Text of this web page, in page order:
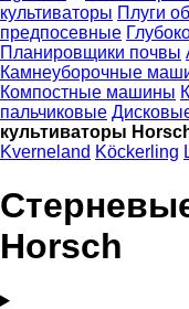
культиваторы Плуги
предпосевные
Планировщики почвы
Камнеуборочные
Компостные машины
пальчиковые
культиваторы
Kverneland Köckerling
Horsch